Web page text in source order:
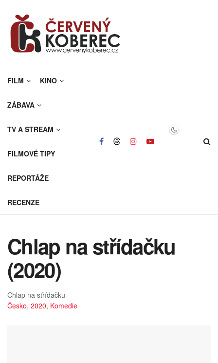
FILM KINO
ZÁBAVA
TV A STREAM
FILMOVÉ TIPY
REPORTÁŽE
RECENZE
Chlap na střídačku
(2020)
Chlap na střídačku
Česko, 2020, Komedie